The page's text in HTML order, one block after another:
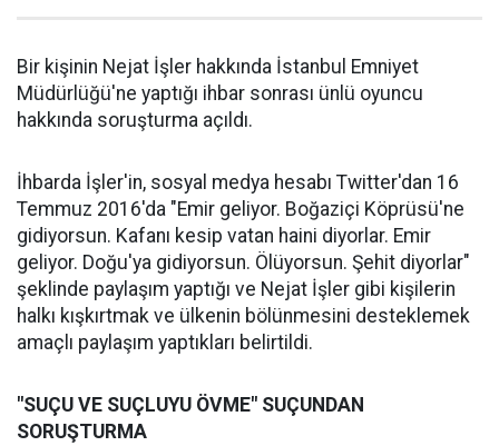
Bir kişinin Nejat İşler hakkında İstanbul Emniyet
Müdürlüğü'ne yaptığı ihbar sonrası ünlü oyuncu
hakkında soruşturma açıldı.
İhbarda İşler'in, sosyal medya hesabı Twitter'dan 16
Temmuz 2016'da "Emir geliyor. Boğaziçi Köprüsü'ne
gidiyorsun. Kafanı kesip vatan haini diyorlar. Emir
geliyor. Doğu'ya gidiyorsun. Ölüyorsun. Şehit diyorlar"
şeklinde paylaşım yaptığı ve Nejat İşler gibi kişilerin
halkı kışkırtmak ve ülkenin bölünmesini desteklemek
amaçlı paylaşım yaptıkları belirtildi.
"SUÇU VE SUÇLUYU ÖVME" SUÇUNDAN
SORUŞTURMA